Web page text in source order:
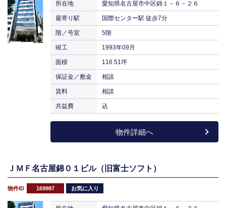
所在地 愛知県名古屋市中区錦１－６－２６
最寄り駅 国際センター駅 徒歩7分
階／号室 5階
竣工 1993年09月
面積 116.51坪
保証金／敷金 相談
賃料 相談
共益費 込
物件詳細へ
ＪＭＦ名古屋錦０１ビル（旧富士ソフト）
物件ID 169987 お気に入り